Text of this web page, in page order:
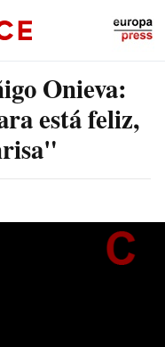
Onieva:
está feliz,